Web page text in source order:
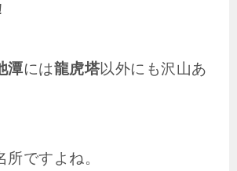
潭には龍虎塔以外にも沢山あ
ですよね。